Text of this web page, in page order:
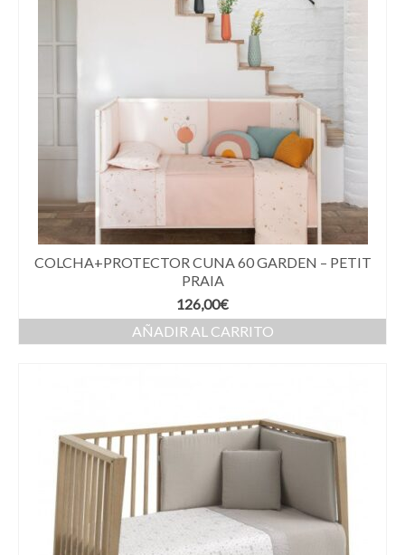
COLCHA+PROTECTOR CUNA 60 GARDEN – PETIT
PRAIA
126,00€
AÑADIR AL CARRITO